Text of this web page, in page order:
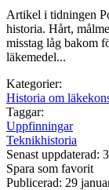
Artikel i tidningen
historia. Hårt,
misstag låg bakom
läkemedel...
Kategorier:
Historia om
Taggar:
Uppfinningar
Teknikhistoria
Senast uppdaterad:
Spara som favorit
Publicerad: 29